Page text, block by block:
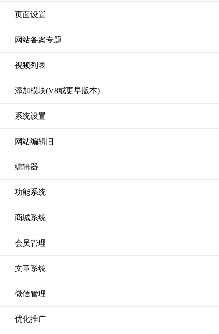
页面设置
网站备案专题
视频列表
添加模块(V8或更早版本)
系统设置
网站编辑旧
编辑器
功能系统
商城系统
会员管理
文章系统
微信管理
优化推广